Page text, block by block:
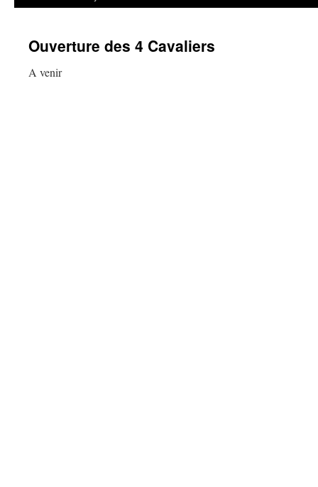
Ouverture des 4 Cavaliers
A venir